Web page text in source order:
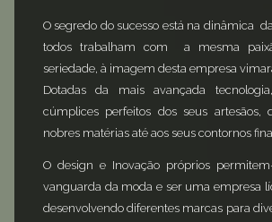
O segredo do sucesso está na dinâmica
todos trabalham com a mesma
seriedade, à imagem desta empresa
Dotadas da mais avançada
cúmplices perfeitos dos seus artesãos,
nobres matérias até aos seus contornos
O design e Inovação próprios
vanguarda da moda e ser uma empresa
desenvolvendo diferentes marcas para